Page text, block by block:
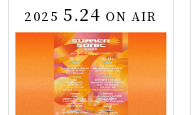
20255.24 ON AIR